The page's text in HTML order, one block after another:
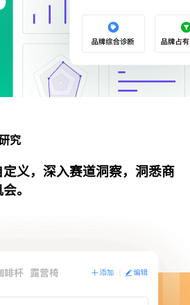
究
义，深入赛道洞察，洞悉商
。